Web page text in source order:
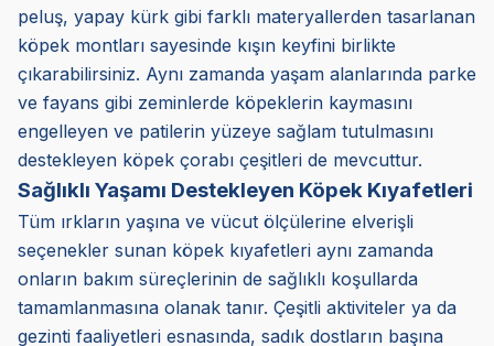
peluş, yapay kürk gibi farklı materyallerden tasarlanan
köpek montları sayesinde kışın keyfini birlikte
çıkarabilirsiniz. Aynı zamanda yaşam alanlarında parke
ve fayans gibi zeminlerde köpeklerin kaymasını
engelleyen ve patilerin yüzeye sağlam tutulmasını
destekleyen köpek çorabı çeşitleri de mevcuttur.
Sağlıklı Yaşamı Destekleyen Köpek Kıyafetleri
Tüm ırkların yaşına ve vücut ölçülerine elverişli
seçenekler sunan köpek kıyafetleri aynı zamanda
onların bakım süreçlerinin de sağlıklı koşullarda
tamamlanmasına olanak tanır. Çeşitli aktiviteler ya da
gezinti faaliyetleri esnasında, sadık dostların başına